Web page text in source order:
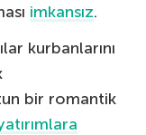
imkansız.
kurbanlarını
bir romantik